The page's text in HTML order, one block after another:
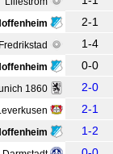
2-1
Fredrikstad 1-4
0-0
1860 2-0
2-1
1-2